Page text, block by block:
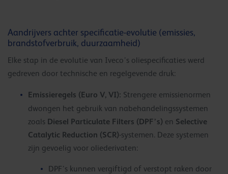
Aandrijvers achter specificatie-evolutie (emissies,
brandstofverbruik, duurzaamheid)
Elke stap in de evolutie van Iveco’s oliespecificaties werd
gedreven door technische en regelgevende druk:
Emissieregels (Euro V, VI): Strengere emissienormen
dwongen het gebruik van nabehandelingssystemen
zoals Diesel Particulate Filters (DPF’s) en Selective
Catalytic Reduction (SCR)-systemen. Deze systemen
zijn gevoelig voor oliederivaten:
DPF’s kunnen vergiftigd of verstopt raken door